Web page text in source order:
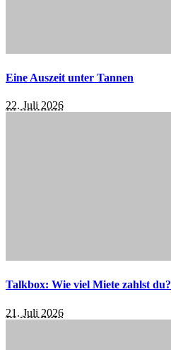
Eine Auszeit unter Tannen
22. Juli 2026
Talkbox: Wie viel Miete zahlst du?
21. Juli 2026